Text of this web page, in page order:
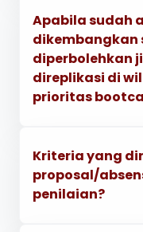
Apabila sudah
dikembangkan
diperbolehkan
direplikasi di
prioritas
Kriteria yang
proposal/
penilaian?